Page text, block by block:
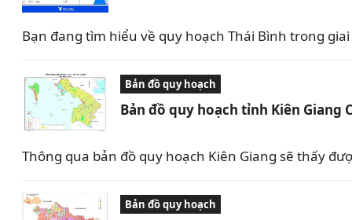
Bạn đang tìm hiểu về quy hoạch Thái Bình trong
Bản đồ quy hoạch
Bản đồ quy hoạch tỉnh Kiên Giang
Thông qua bản đồ quy hoạch Kiên Giang sẽ thấy
Bản đồ quy hoạch